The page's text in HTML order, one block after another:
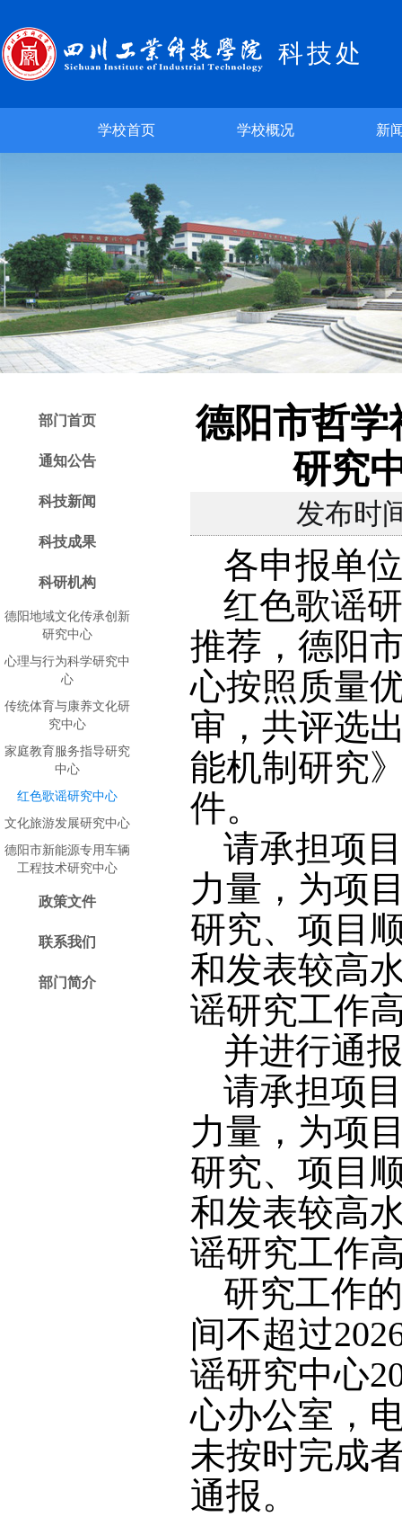
科技处
学校首页 学校概况 新
部门首页
通知公告
科技新闻
科技成果
科研机构
德阳地域文化传承创新
研究中心
心理与行为科学研究中
心
传统体育与康养文化研
究中心
家庭教育服务指导研究
中心
红色歌谣研究中心
文化旅游发展研究中心
德阳市新能源专用车辆
工程技术研究中心
政策文件
联系我们
部门简介
德阳市哲学
研究
发布时
各申报单
红色歌谣
推荐，德阳
心按照质量
审，共评选
能机制研究
件。
请承担项
力量，为项
研究、项目
和发表较高
谣研究工作
并进行通
请承担项
力量，为项
研究、项目
和发表较高
谣研究工作
研究工作
间不超过
谣研究中心
心办公室，
未按时完成
通报。